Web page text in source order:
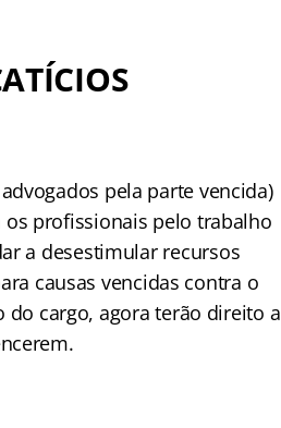
pela parte vencida)
profissionais pelo trabalho
a desestimular recursos
causas vencidas contra o
do cargo, agora terão direito a